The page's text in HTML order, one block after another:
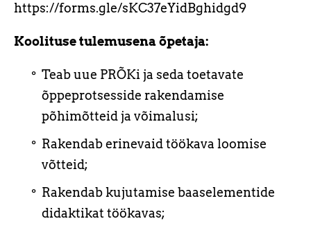
https://forms.gle/sKC37eYidBghidgd9
Koolituse tulemusena õpetaja:
Teab uue PRÕKi ja seda toetavate
õppeprotsesside rakendamise
põhimõtteid ja võimalusi;
Rakendab erinevaid töökava loomise
võtteid;
Rakendab kujutamise baaselementide
didaktikat töökavas;